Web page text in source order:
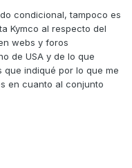
de producto, una
qué se decía y
técnicas que
condicional, tampoco es
Kymco al respecto del
webs y foros
de USA y de lo que
indiqué por lo que me
en cuanto al conjunto